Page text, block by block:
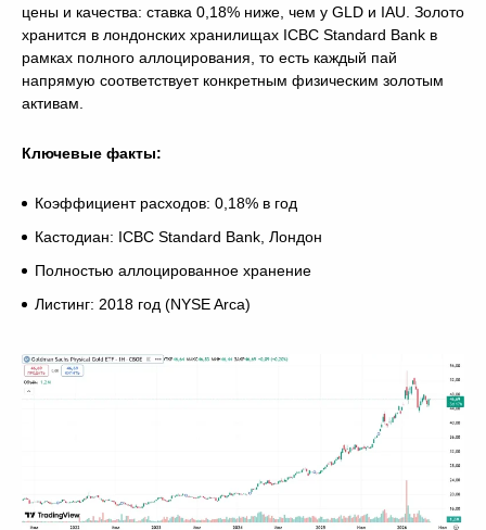
цены и качества: ставка 0,18% ниже, чем у GLD и IAU. Золото
хранится в лондонских хранилищах ICBC Standard Bank в
рамках полного аллоцирования, то есть каждый пай
напрямую соответствует конкретным физическим золотым
активам.
Ключевые факты:
Коэффициент расходов: 0,18% в год
Кастодиан: ICBC Standard Bank, Лондон
Полностью аллоцированное хранение
Листинг: 2018 год (NYSE Arca)